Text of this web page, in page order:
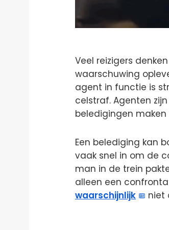
Veel reizigers
waarschuwing
agent in functie is
celstraf. Agenten
beledigingen
Een belediging kan
vaak snel in om de
man in de trein
alleen een
waarschijnlijk
niet